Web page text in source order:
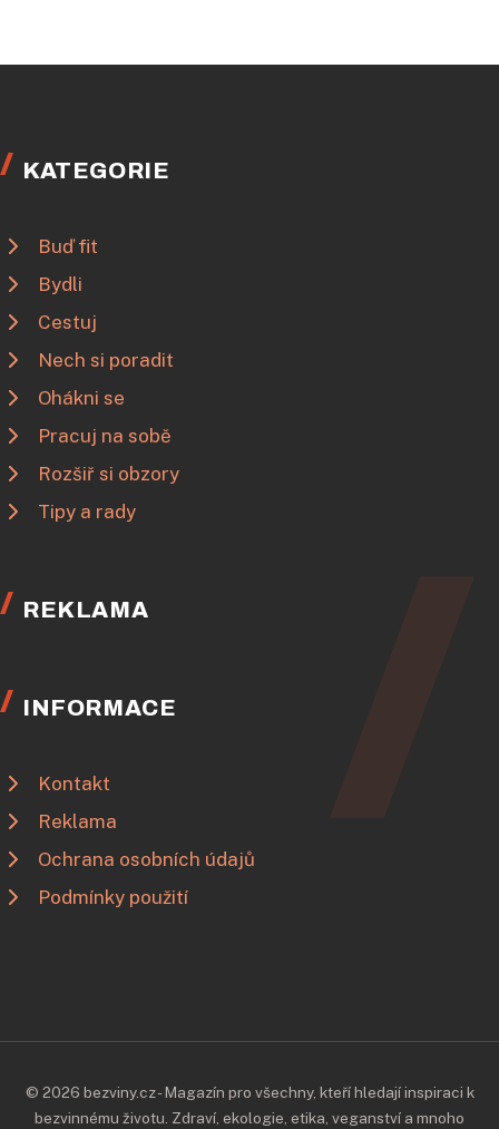
KATEGORIE
Buď fit
Bydli
Cestuj
Nech si poradit
Ohákni se
Pracuj na sobě
Rozšiř si obzory
Tipy a rady
REKLAMA
INFORMACE
Kontakt
Reklama
Ochrana osobních údajů
Podmínky použití
© 2026 bezviny.cz - Magazín pro všechny, kteří hledají inspiraci k
bezvinnému životu. Zdraví, ekologie, etika, veganství a mnoho